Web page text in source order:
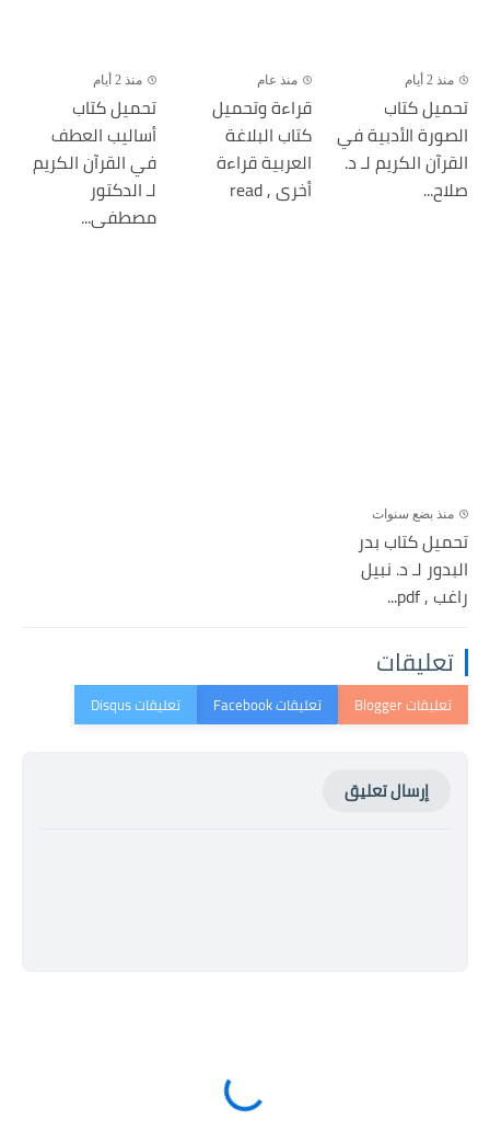
منذ 2 أيام
تحميل كتاب
الصورة الأدبية في
القرآن الكريم لـ د.
صلاح...
منذ عام
قراءة وتحميل
كتاب البلاغة
العربية قراءة
أخرى , read
منذ 2 أيام
تحميل كتاب
أساليب العطف
في القرآن الكريم
لـ الدكتور
مصطفى...
منذ بضع سنوات
تحميل كتاب بدر
البدور لـ د. نبيل
راغب , pdf...
تعليقات
إرسال تعليق